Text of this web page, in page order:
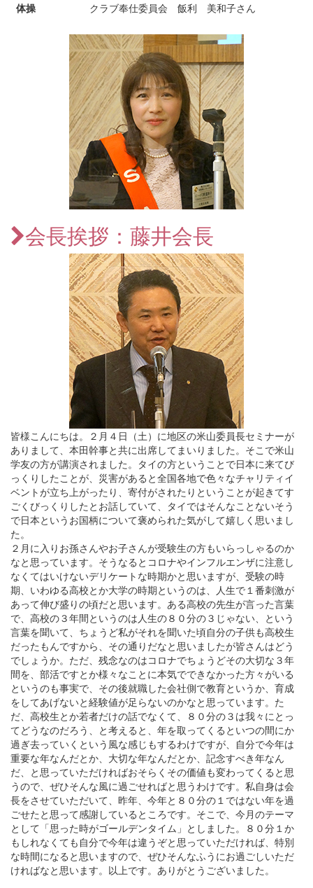
体操
クラブ奉仕委員会 飯利 美和子さん
会長挨拶：藤井会長
皆様こんにちは。２月４日（土）に地区の米山委員長セミナーが
ありまして、本田幹事と共に出席してまいりました。そこで米山
学友の方が講演されました。タイの方ということで日本に来てび
っくりしたことが、災害があると全国各地で色々なチャリティイ
ベントが立ち上がったり、寄付がされたりということが起きてす
ごくびっくりしたとお話していて、タイではそんなことないそう
で日本というお国柄について褒められた気がして嬉しく思いまし
た。
２月に入りお孫さんやお子さんが受験生の方もいらっしゃるのか
なと思っています。そうなるとコロナやインフルエンザに注意し
なくてはいけないデリケートな時期かと思いますが、受験の時
期、いわゆる高校とか大学の時期というのは、人生で１番刺激が
あって伸び盛りの頃だと思います。ある高校の先生が言った言葉
で、高校の３年間というのは人生の８０分の３じゃない、という
言葉を聞いて、ちょうど私がそれを聞いた頃自分の子供も高校生
だったもんですから、その通りだなと思いましたが皆さんはどう
でしょうか。ただ、残念なのはコロナでちょうどその大切な３年
間を、部活ですとか様々なことに本気でできなかった方々がいる
というのも事実で、その後就職した会社側で教育というか、育成
をしてあげないと経験値が足らないのかなと思っています。た
だ、高校生とか若者だけの話でなくて、８０分の３は我々にとっ
てどうなのだろう、と考えると、年を取ってくるといつの間にか
過ぎ去っていくという風な感じもするわけですが、自分で今年は
重要な年なんだとか、大切な年なんだとか、記念すべき年なん
だ、と思っていただければおそらくその価値も変わってくると思
うので、ぜひそんな風に過ごせればと思うわけです。私自身は会
長をさせていただいて、昨年、今年と８０分の１ではない年を過
ごせたと思って感謝しているところです。そこで、今月のテーマ
として「思った時がゴールデンタイム」としました。８０分１か
もしれなくても自分で今年は違うぞと思っていただければ、特別
な時間になると思いますので、ぜひそんなふうにお過ごしいただ
ければなと思います。以上です。ありがとうございました。